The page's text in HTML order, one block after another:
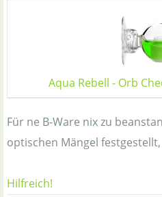
Aqua Rebell - Orb
Für ne B-Ware nix zu
optischen Mängel
Hilfreich!